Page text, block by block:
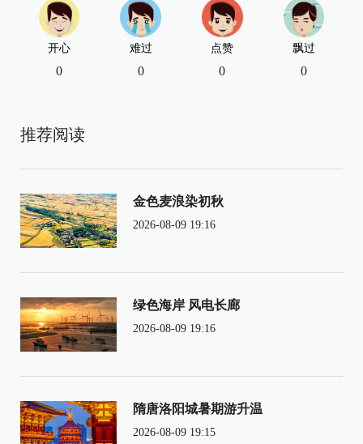
开心
0
难过
0
点赞
0
飘过
0
推荐阅读
金色麦浪染初秋
2026-08-09 19:16
绿色海岸 风电长廊
2026-08-09 19:16
隋唐洛阳城暑期游升温
2026-08-09 19:15